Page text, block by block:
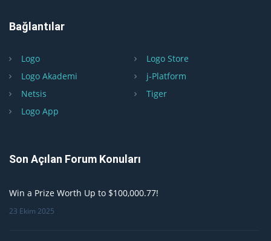
Bağlantılar
Logo
Logo Store
Logo Akademi
j-Platform
Netsis
Tiger
Logo App
Son Açılan Forum Konuları
Win a Prize Worth Up to $100,000.77!
23 Ekim 2025